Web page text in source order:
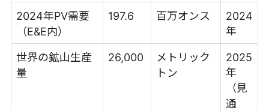
2024年PV需要
（E&E内）
197.6 百万オンス
2024
年
世界の鉱山生産
量
26,000
メトリック
トン
2025
年
（見
通